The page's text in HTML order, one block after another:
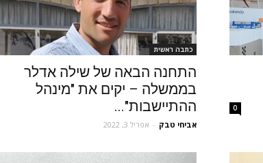
0
כתבה ראשית
התחנה הבאה של שילה אדלר
בממשלה – יקים את "מינהל
ההתיישבות"...
אביחי טבק - אפריל 3, 2022